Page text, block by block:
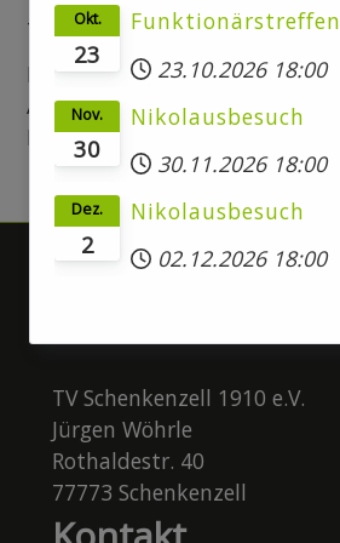
Trainerinnenteam:
Lea Di Caprio
Anja Schulte
Larissa Groß
TV Schenkenzell 1910 e.V.
Jürgen Wöhrle
Rothaldestr. 40
77773 Schenkenzell
23
Okt.
Funktionärstreffen
23.10.2026 18:00
30
Nov.
Nikolausbesuch
30.11.2026 18:00
2
Dez.
Nikolausbesuch
02.12.2026 18:00